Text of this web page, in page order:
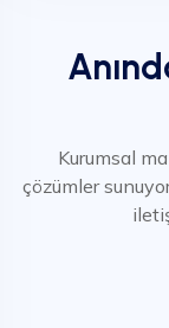
Türkiye
Outlook
Kurumsal
çözümler